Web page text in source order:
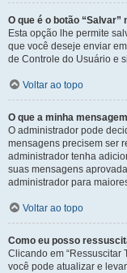
O que é o botão “Salvar”
Esta opção lhe permite
que você deseje enviar
de Controle do Usuário e
Voltar ao topo
O que a minha
O administrador pode
mensagens precisem ser
administrador tenha
suas mensagens
administrador para
Voltar ao topo
Como eu posso
Clicando em “Ressuscitar
você pode atualizar e